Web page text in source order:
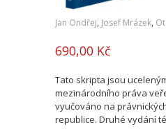
Jan Ondřej, Josef Mrázek,
690,00 Kč
Tato skripta jsou
mezinárodního práva
vyučováno na
republice. Druhé vydání